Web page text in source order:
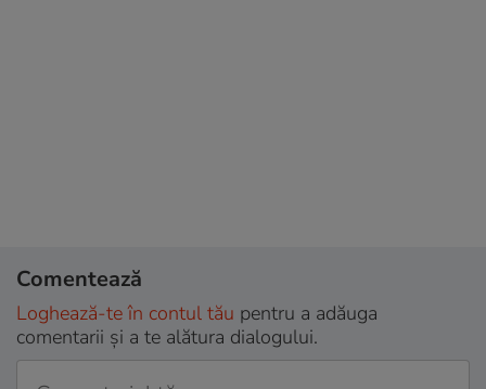
Comentează
Loghează-te în contul tău pentru a adăuga
comentarii și a te alătura dialogului.